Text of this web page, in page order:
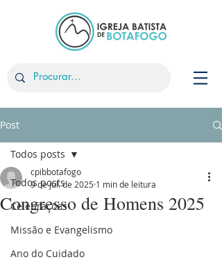
Post
Todos posts
Celebrações
Missão e Evangelismo
Ano do Cuidado
Todos posts
Congresso de Homens 2025
cpibbotafogo
9 de jul. de 2025 1 min de leitura